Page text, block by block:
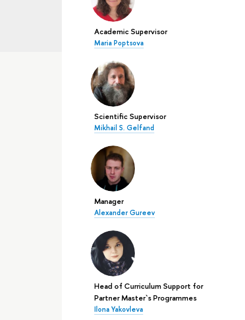
Academic Supervisor
Maria Poptsova
Scientific Supervisor
Mikhail S. Gelfand
Manager
Alexander Gureev
Head of Curriculum Support for
Partner Master`s Programmes
Ilona Yakovleva